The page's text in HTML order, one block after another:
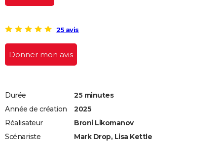
Carte Bonne année
Carte Saint-Valentin
Carte Pâques
Carte d'anniversaire
DICTIONNAIRE
Dictionnaire
Biographies
Citations
Expressions
Proverbes
PROGRAMME TV
S'inscrire
Se connecter
Lycées
Collèges
Primaires
Universités
Entreprises
Service militaire
Avis de recherche
AVIS DE DÉCÈS
25 avis
Donner mon avis
Durée
25 minutes
Année de création
2025
Réalisateur
Broni Likomanov
Scénariste
Mark Drop, Lisa Kettle